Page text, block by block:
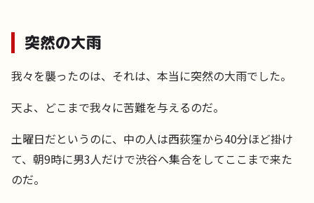
突然の大雨
我々を襲ったのは、それは、本当に突然の大雨でした。
天よ、どこまで我々に苦難を与えるのだ。
土曜日だというのに、中の人は西荻窪から40分ほど掛け
て、朝9時に男3人だけで渋谷へ集合をしてここまで来た
のだ。